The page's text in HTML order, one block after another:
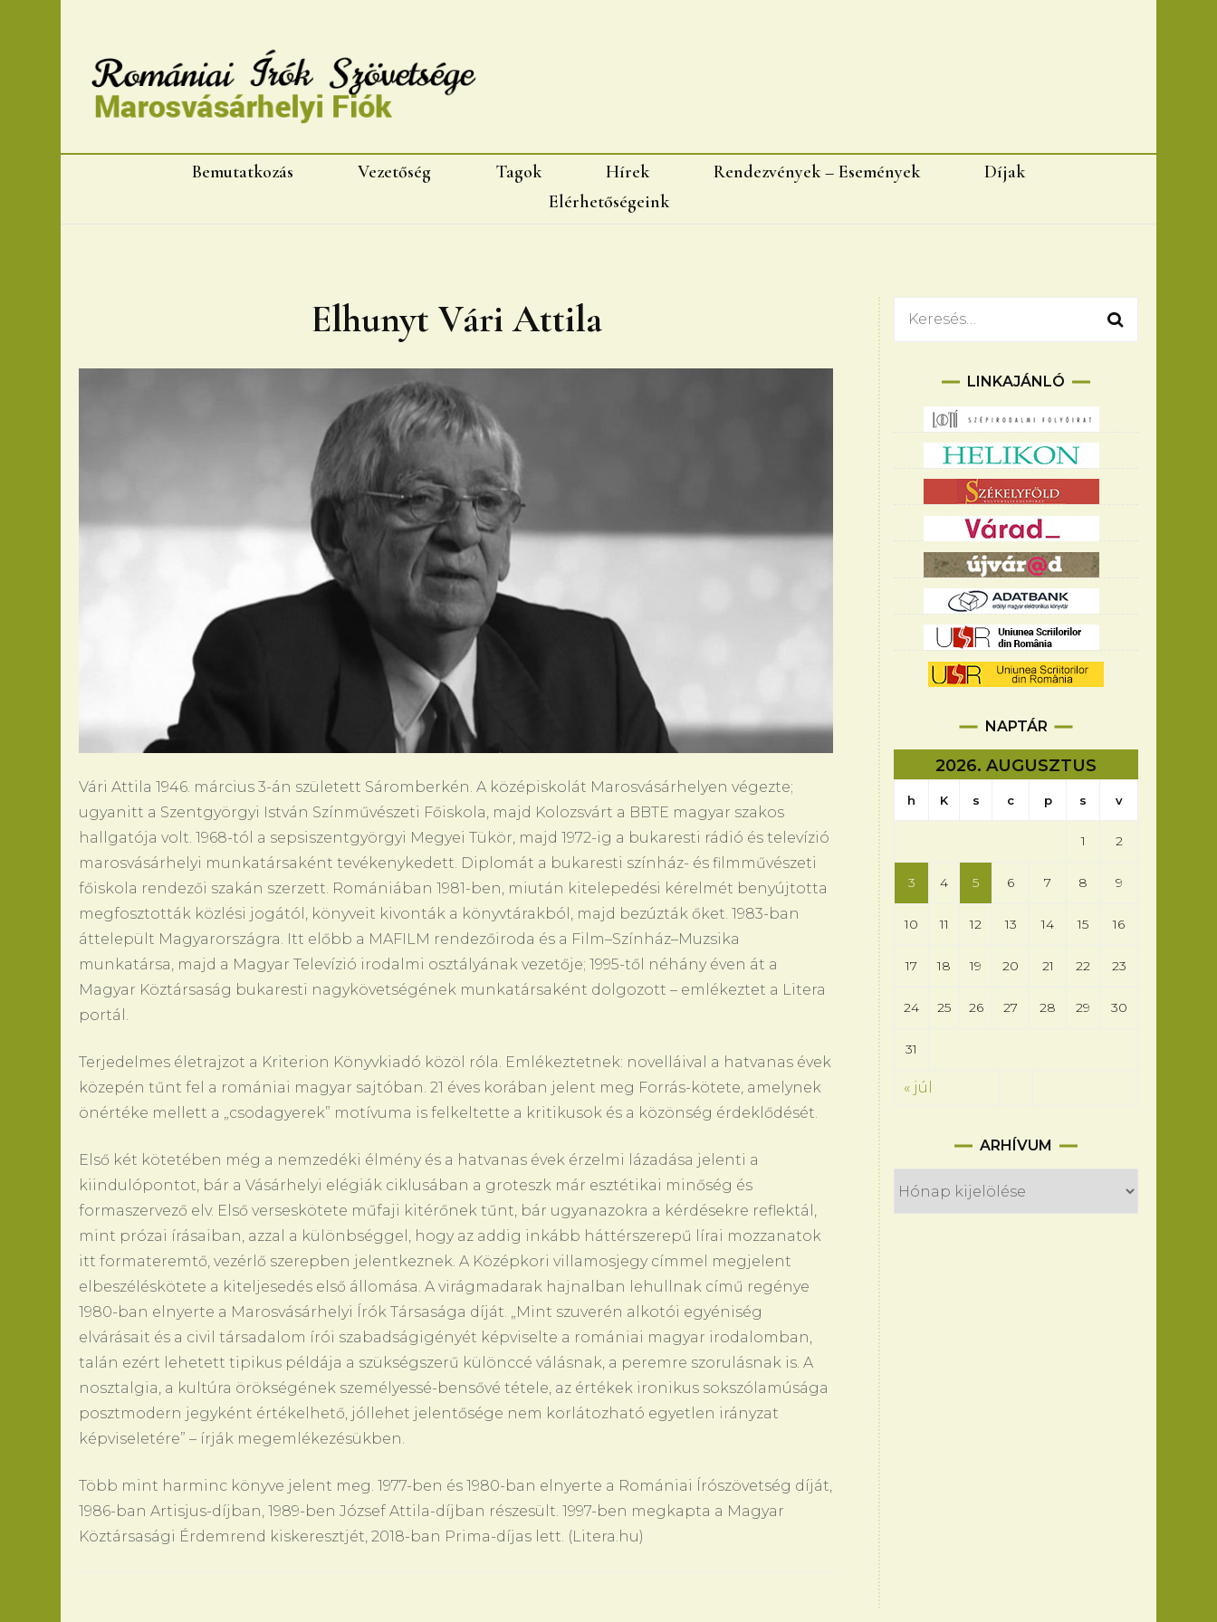
Romániai Írók Szövetsége, Marosvásárhelyi fiok
Bemutatkozás Vezetőség Tagok Hírek Rendezvények – Események
Díjak
Elérhetőségeink
Elhunyt Vári Attila
Vári Attila 1946. március 3-án született Sáromberkén. A középiskolát Marosvásárhelyen végezte;
ugyanitt a Szentgyörgyi István Színművészeti Főiskola, majd Kolozsvárt a BBTE magyar szakos
hallgatója volt. 1968-tól a sepsiszentgyörgyi Megyei Tükör, majd 1972-ig a bukaresti rádió és televízió
marosvásárhelyi munkatársaként tevékenykedett. Diplomát a bukaresti színház- és filmművészeti
főiskola rendezői szakán szerzett. Romániában 1981-ben, miután kitelepedési kérelmét benyújtotta
megfosztották közlési jogától, könyveit kivonták a könyvtárakból, majd bezúzták őket. 1983-ban
áttelepült Magyarországra. Itt előbb a MAFILM rendezőiroda és a Film–Színház–Muzsika
munkatársa, majd a Magyar Televízió irodalmi osztályának vezetője; 1995-től néhány éven át a
Magyar Köztársaság bukaresti nagykövetségének munkatársaként dolgozott – emlékeztet a Litera
portál.
Terjedelmes életrajzot a Kriterion Könyvkiadó közöl róla. Emlékeztetnek: novelláival a hatvanas évek
közepén tűnt fel a romániai magyar sajtóban. 21 éves korában jelent meg Forrás-kötete, amelynek
önértéke mellett a „csodagyerek” motívuma is felkeltette a kritikusok és a közönség érdeklődését.
Első két kötetében még a nemzedéki élmény és a hatvanas évek érzelmi lázadása jelenti a
kiindulópontot, bár a Vásárhelyi elégiák ciklusában a groteszk már esztétikai minőség és
formaszervező elv. Első verseskötete műfaji kitérőnek tűnt, bár ugyanazokra a kérdésekre reflektál,
mint prózai írásaiban, azzal a különbséggel, hogy az addig inkább háttérszerepű lírai mozzanatok
itt formateremtő, vezérlő szerepben jelentkeznek. A Középkori villamosjegy címmel megjelent
elbeszéléskötete a kiteljesedés első állomása. A virágmadarak hajnalban lehullnak című regénye
1980-ban elnyerte a Marosvásárhelyi Írók Társasága díját. „Mint szuverén alkotói egyéniség
elvárásait és a civil társadalom írói szabadságigényét képviselte a romániai magyar irodalomban,
talán ezért lehetett tipikus példája a szükségszerű különccé válásnak, a peremre szorulásnak is. A
nosztalgia, a kultúra örökségének személyessé-bensővé tétele, az értékek ironikus sokszólamúsága
posztmodern jegyként értékelhető, jóllehet jelentősége nem korlátozható egyetlen irányzat
képviseletére” – írják megemlékezésükben.
Több mint harminc könyve jelent meg. 1977-ben és 1980-ban elnyerte a Romániai Írószövetség díját,
1986-ban Artisjus-díjban, 1989-ben József Attila-díjban részesült. 1997-ben megkapta a Magyar
Köztársasági Érdemrend kiskeresztjét, 2018-ban Prima-díjas lett. (Litera.hu)
Keresés:
LINKAJÁNLÓ
NAPTÁR
2026. AUGUSZTUS
h K s c p s v
1 2
3 4 5 6 7 8 9
10 11 12 13 14 15 16
17 18 19 20 21 22 23
24 25 26 27 28 29 30
31
« júl
ARHÍVUM
Arhívum